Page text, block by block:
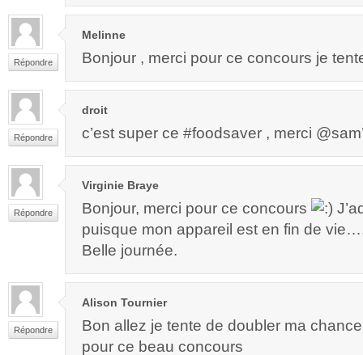
Répondre
Melinne
Bonjour , merci pour ce concours je
Répondre
droit
c’est super ce #foodsaver , merci
Répondre
Virginie Braye
Bonjour, merci pour ce concours
puisque mon appareil est en fin de
Belle journée.
Répondre
Alison Tournier
Bon allez je tente de doubler ma
pour ce beau concours